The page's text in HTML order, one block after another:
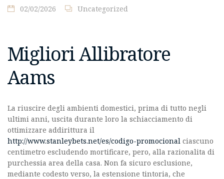
02/02/2026 Uncategorized
Migliori Allibratore
Aams
La riuscire degli ambienti domestici, prima di tutto negli
ultimi anni, uscita durante loro la schiacciamento di
ottimizzare addirittura il
http://www.stanleybets.net/es/codigo-promocional ciascuno
centimetro escludendo mortificare, pero, alla razionalita di
purchessia area della casa. Non fa sicuro esclusione,
mediante codesto verso, la estensione tintoria, che